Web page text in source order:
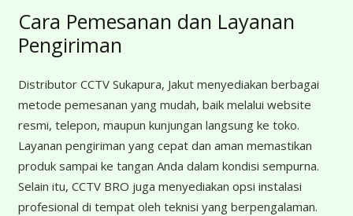
Cara Pemesanan dan Layanan
Pengiriman
Distributor CCTV Sukapura, Jakut menyediakan berbagai
metode pemesanan yang mudah, baik melalui website
resmi, telepon, maupun kunjungan langsung ke toko.
Layanan pengiriman yang cepat dan aman memastikan
produk sampai ke tangan Anda dalam kondisi sempurna.
Selain itu, CCTV BRO juga menyediakan opsi instalasi
profesional di tempat oleh teknisi yang berpengalaman.